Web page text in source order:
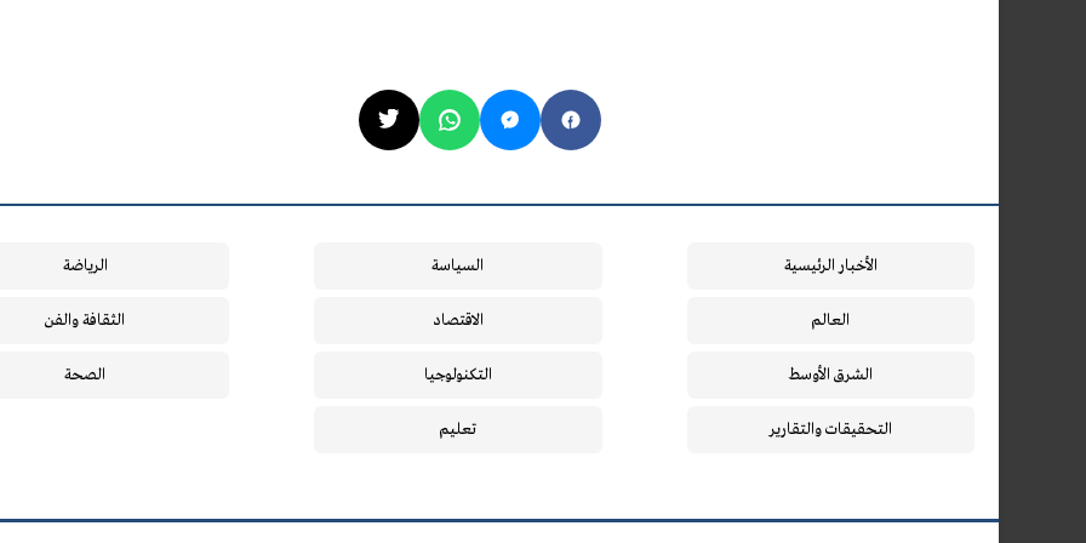
الأخبار الرئيسية
العالم
الشرق الأوسط
التحقيقات والتقارير
السياسة
الاقتصاد
التكنولوجيا
تعليم
الرياضة
الثقافة والفن
الصحة